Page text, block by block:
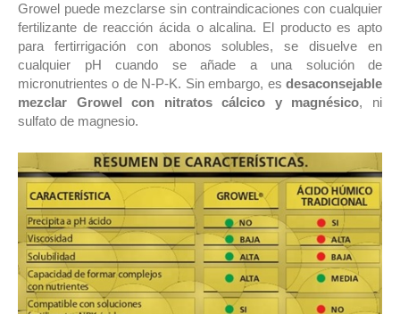
Growel puede mezclarse sin contraindicaciones con cualquier
fertilizante de reacción ácida o alcalina. El producto es apto
para fertirrigación con abonos solubles, se disuelve en
cualquier pH cuando se añade a una solución de
micronutrientes o de N-P-K. Sin embargo, es desaconsejable
mezclar Growel con nitratos cálcico y magnésico, ni
sulfato de magnesio.